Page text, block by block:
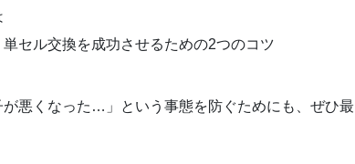
セル交換を成功させるための2つのコツ
が悪くなった…」という事態を防ぐためにも、ぜひ最